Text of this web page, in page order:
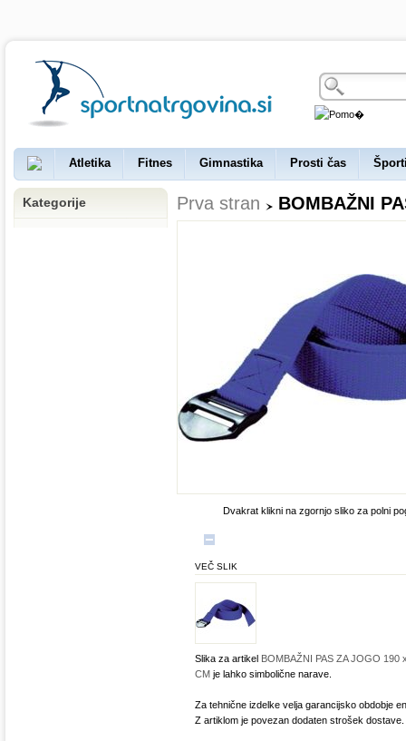
Atletika Fitnes Gimnastika Prosti čas
Kategorije Prva stran BOMBAŽNI
Dvakrat klikni na zgornjo sliko za polni
VEČ SLIK
Slika za artikel BOMBAŽNI PAS ZA JOGO 190
CM je lahko simbolične narave.
Za tehnične izdelke velja garancijsko obdobje
Z artiklom je povezan dodaten strošek dostave.